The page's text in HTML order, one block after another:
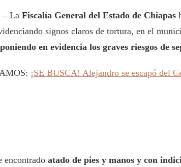
– La Fiscalía General del Estado de Chiapas
signos claros de tortura, en el
poniendo en evidencia los graves riesgos de
¡SE BUSCA! Alejandro se escapó del
encontrado atado de pies y manos y con